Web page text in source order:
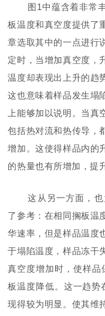
图1中蕴含着非常
板温度和真空度提供了
章选取其中的一点进行
定时，当增加真空度，
温度却表现出上升的趋
这也意味着样品发生塌
上能够加以说明。当真
包括热对流和热传导，
增加。这使得样品内的
的热量也有所增加，提
这从另一方面，
了参考：在相同搁板温
华速率，但是样品温度
于塌陷温度，样品冻干
真空度增加时，使样
板温度降低。这一趋势
现得较为明显。使其维